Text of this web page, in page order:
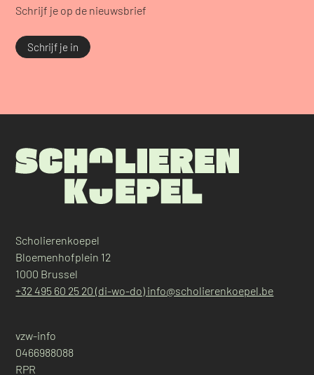
Schrijf je op de nieuwsbrief
Schrijf je in
Scholierenkoepel
Bloemenhofplein 12
1000 Brussel
+32 495 60 25 20 (di-wo-do) info@scholierenkoepel.be
vzw-info
0466988088
RPR